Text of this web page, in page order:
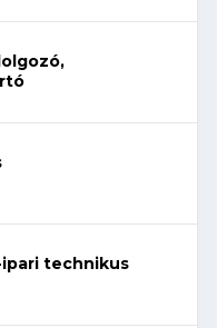
technikus